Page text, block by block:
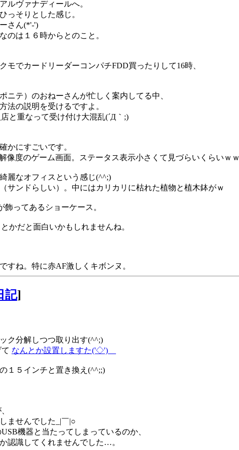
ルヴァナディールへ。
っそりとした感じ。
さん(*'-')
のは１６時からとのこと。
モでカードリーダーコンパチFDD買ったりして16時、
ニテ）のおねーさんが忙しく案内してる中、
法の説明を受けるですよ。
と重なって受け付け大混乱(´Д｀;)
かにすごいです。
像度のゲーム画面。ステータス表示小さくて見づらいくらいｗｗ
麗なオフィスという感じ(^^;)
サンドらしい）。中にはカリカリに枯れた植物と植木鉢がｗ
飾ってあるショーケース。
かだと面白いかもしれませんね。
すね。特に赤AF激しくキボンヌ。
記]
ク分解しつつ取り出す(^^;)
なんとか設置しますた('◇')ゞ
１５インチと置き換え(^^;;)
ませんでした_|￣|○
機器と当たってしまっているのか、
認識してくれませんでした…。